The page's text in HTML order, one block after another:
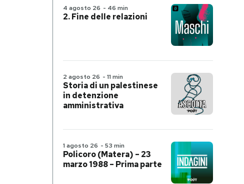
4 agosto 26 - 46 min
2. Fine delle relazioni
2 agosto 26 - 11 min
Storia di un palestinese
in detenzione
amministrativa
1 agosto 26 - 53 min
Policoro (Matera) – 23
marzo 1988 – Prima parte